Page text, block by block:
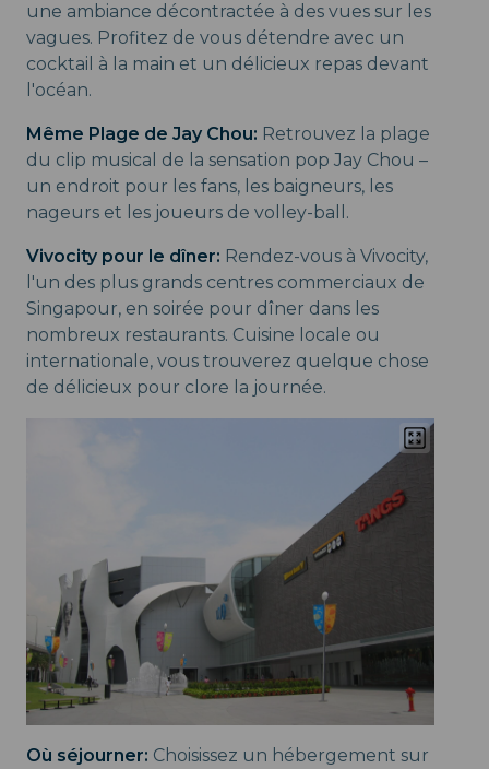
une ambiance décontractée à des vues sur les
vagues. Profitez de vous détendre avec un
cocktail à la main et un délicieux repas devant
l'océan.
Même Plage de Jay Chou: Retrouvez la plage
du clip musical de la sensation pop Jay Chou –
un endroit pour les fans, les baigneurs, les
nageurs et les joueurs de volley-ball.
Vivocity pour le dîner: Rendez-vous à Vivocity,
l'un des plus grands centres commerciaux de
Singapour, en soirée pour dîner dans les
nombreux restaurants. Cuisine locale ou
internationale, vous trouverez quelque chose
de délicieux pour clore la journée.
Où séjourner: Choisissez un hébergement sur